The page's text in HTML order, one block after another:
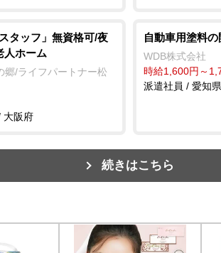
タッフ」無資格可/夜
人ホーム
郷/ライフパートナー松
大阪府
自動車用塗料
WDB株式会社
時給1,600円～
派遣社員 / 愛知県
続きはこちら